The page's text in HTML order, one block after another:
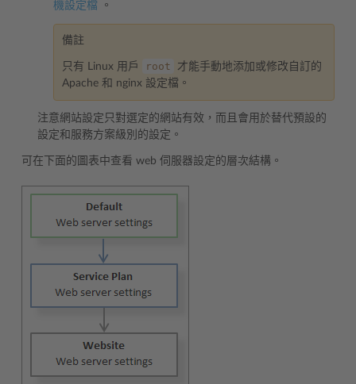
機設定檔 。
備註
只有 Linux 用戶 root
才能手動地添加或修改自訂的
Apache 和 nginx 設定檔。
注意網站設定只對選定的網站有效，而且會用於替代預設的
設定和服務方案級別的設定。
可在下面的圖表中查看 web 伺服器設定的層次結構。